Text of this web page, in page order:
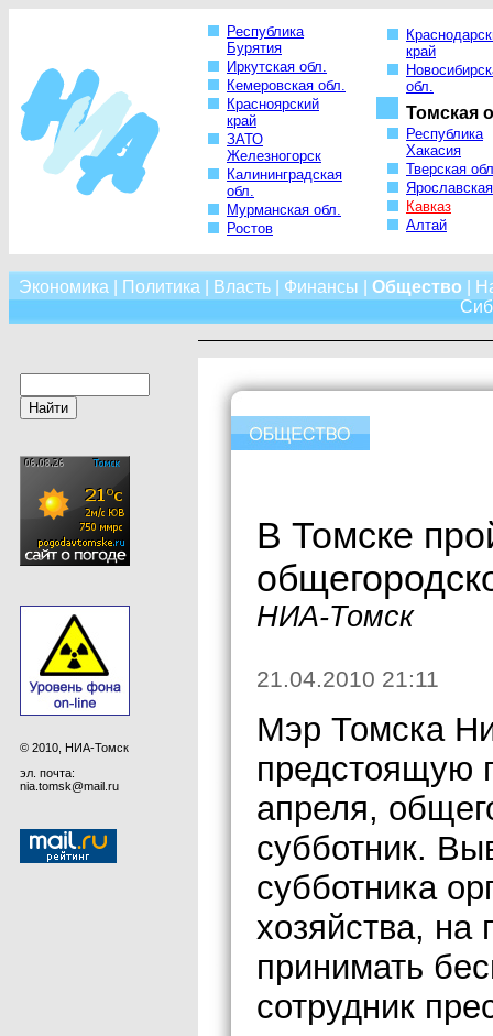
Республика
Бурятия
Иркутская обл.
Кемеровская обл.
Красноярский
край
ЗАТО
Железногорск
Калининградская
обл.
Мурманская обл.
Ростов
край
обл.
Томская
Республика
Хакасия
Тверская
Кавказ
Алтай
Экономика Политика Власть| Финансы Общество
© 2010, НИА-Томск
эл. почта:
nia.tomsk@mail.ru
В Томске
НИА-Томск
21.04.2010 21:11
Мэр Томска
предстоящую
апреля,
субботник.
субботника
хозяйства, на
принимать
сотрудник